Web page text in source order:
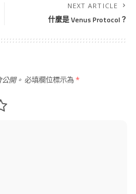
NEXT ARTICLE
什麼是 Venus Protocol？
開。 必填欄位標示為*